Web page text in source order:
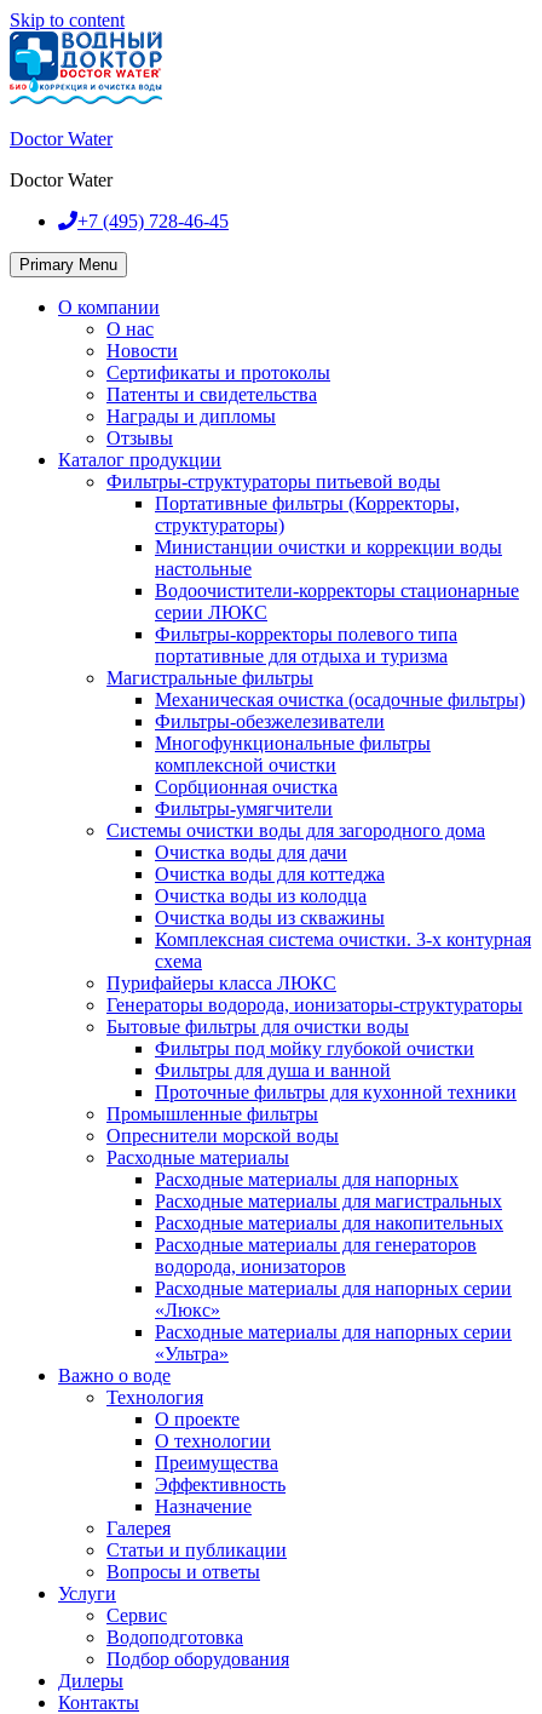
Skip to content
Doctor Water
Doctor Water
+7 (495) 728-46-45
Primary Menu
О компании
О нас
Новости
Сертификаты и протоколы
Патенты и свидетельства
Награды и дипломы
Отзывы
Каталог продукции
Фильтры-структураторы питьевой воды
Портативные фильтры (Корректоры,
структураторы)
Министанции очистки и коррекции воды
настольные
Водоочистители-корректоры стационарные
серии ЛЮКС
Фильтры-корректоры полевого типа
портативные для отдыха и туризма
Магистральные фильтры
Механическая очистка (осадочные фильтры)
Фильтры-обезжелезиватели
Многофункциональные фильтры
комплексной очистки
Сорбционная очистка
Фильтры-умягчители
Системы очистки воды для загородного дома
Очистка воды для дачи
Очистка воды для коттеджа
Очистка воды из колодца
Очистка воды из скважины
Комплексная система очистки. 3-х контурная
схема
Пурифайеры класса ЛЮКС
Генераторы водорода, ионизаторы-структураторы
Бытовые фильтры для очистки воды
Фильтры под мойку глубокой очистки
Фильтры для душа и ванной
Проточные фильтры для кухонной техники
Промышленные фильтры
Опреснители морской воды
Расходные материалы
Расходные материалы для напорных
Расходные материалы для магистральных
Расходные материалы для накопительных
Расходные материалы для генераторов
водорода, ионизаторов
Расходные материалы для напорных серии
«Люкс»
Расходные материалы для напорных серии
«Ультра»
Важно о воде
Технология
О проекте
О технологии
Преимущества
Эффективность
Назначение
Галерея
Статьи и публикации
Вопросы и ответы
Услуги
Сервис
Водоподготовка
Подбор оборудования
Дилеры
Контакты